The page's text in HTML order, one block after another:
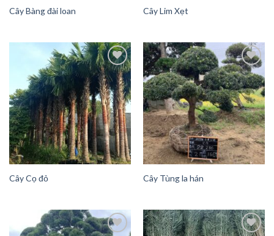
Cây Bàng đài loan Cây Lim Xẹt
Add to
Wishlist
Cây Cọ đỏ
Add to
Wishlist
Cây Tùng la hán